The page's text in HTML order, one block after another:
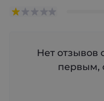
Нет отзывов
первым,